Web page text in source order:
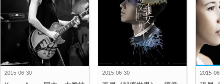
2015-06-30 2015-06-30 2015-